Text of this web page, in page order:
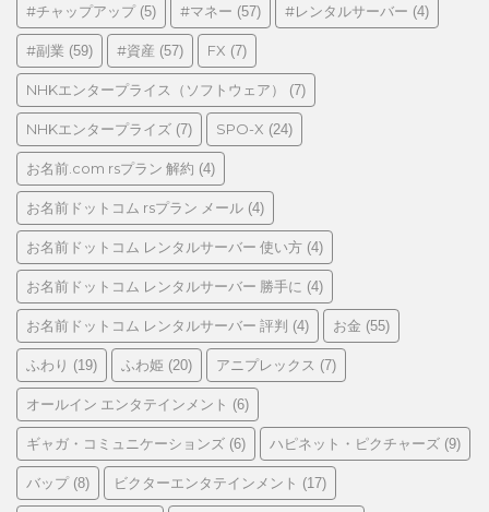
ゴ
リ
ー
#チャップアップ(5) #マネー (57) #レンタルサーバー (4)
#副業 (59) #資産 (57) FX (7)
NHKエンタープライス（ソフトウェア） (7)
NHKエンタープライズ (7) SPO-X (24)
お名前.com rsプラン 解約 (4)
お名前ドットコム rsプラン メール (4)
お名前ドットコム レンタルサーバー 使い方 (4)
お名前ドットコム レンタルサーバー 勝手に (4)
お名前ドットコム レンタルサーバー 評判 (4) お金 (55)
ふわり (19) ふわ姫 (20) アニプレックス (7)
オールイン エンタテインメント (6)
ギャガ・コミュニケーションズ (6) ハピネット・ピクチャーズ (9)
バップ(8) ビクターエンタテインメント (17)